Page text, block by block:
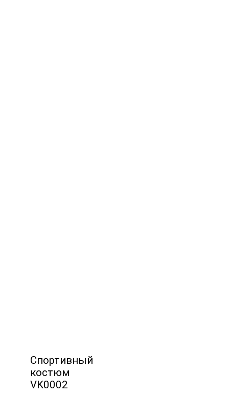
Спортивный
костюм
VK0002